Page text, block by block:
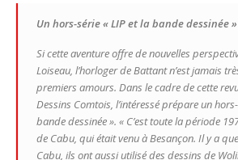
Un hors-série « LIP et la bande dessinée »
Si cette aventure offre de nouvelles
Loiseau, l’horloger de Battant n’est jamais
premiers amours. Dans le cadre de cette
Dessins Comtois, l’intéressé prépare un
bande dessinée ». « C’est toute la période
de Cabu, qui était venu à Besançon. Il y a
Cabu, ils ont aussi utilisé des dessins de